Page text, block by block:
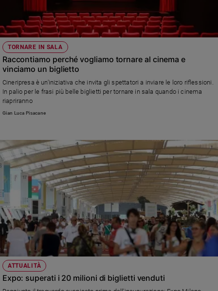
Interviste
Papa
Papa
Chiesa
Chiesa
Fede
Devozione
e
fede
giorno
Santo
giorno
Società
e
valori
TORNARE IN SALA
Raccontiamo perché vogliamo tornare al cinema e
vinciamo un biglietto
Cineripresa è un'iniziativa che invita gli spettatori a inviare le loro riflessioni.
In palio per le frasi più belle biglietti per tornare in sala quando i cinema
riapriranno
Gian Luca Pisacane
ATTUALITÀ
Expo: superati i 20 milioni di biglietti venduti